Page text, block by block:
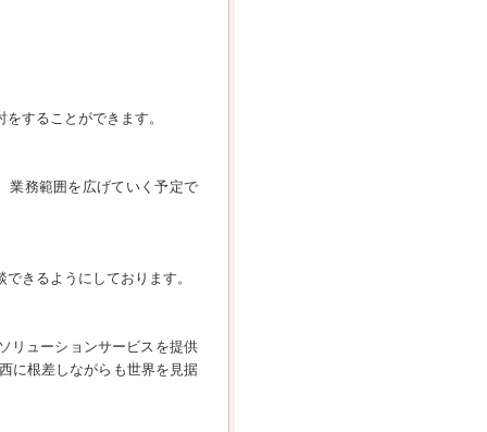
することができます。
業務範囲を広げていく予定で
きるようにしております。
リューションサービスを提供
に根差しながらも世界を見据